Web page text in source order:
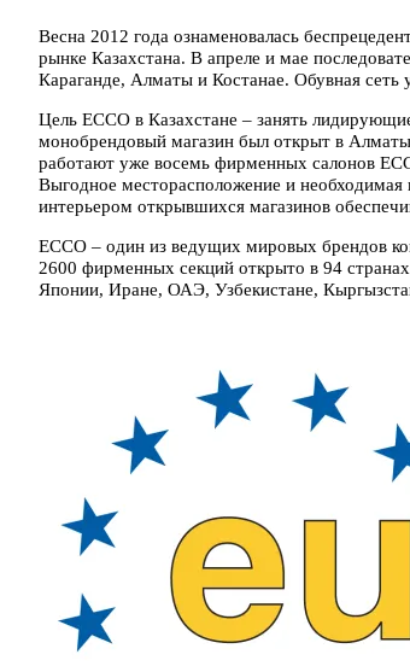
Весна 2012 года ознаменовалась
рынке Казахстана. В апреле и мае
Караганде, Алматы и Костанае. Обувная
Цель ЕССО в Казахстане – занять
монобрендовый магазин был открыт в
работают уже восемь фирменных салонов
Выгодное месторасположение и
интерьером открывшихся магазинов
ECCO – один из ведущих мировых брендов
2600 фирменных секций открыто в 94
Японии, Иране, ОАЭ, Узбекистане,